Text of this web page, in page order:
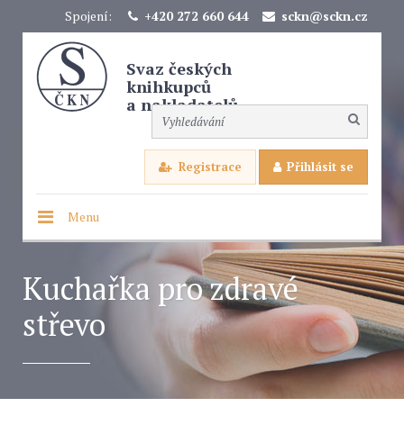
Spojení: +420 272 660 644 sckn@sckn.cz
Svaz českých
knihkupců
a nakladatelů
Registrace Přihlásit se
Menu
Kuchařka pro zdravé
střevo